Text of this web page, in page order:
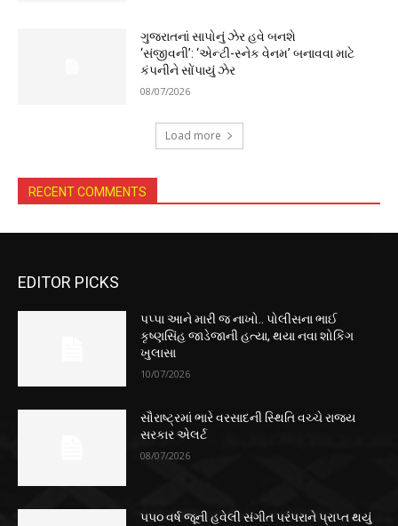
ગુજરાતનાં સાપોનું ઝેર હવે બનશે
‘સંજીવની’: ‘એન્ટી-સ્નેક વેનમ’ બનાવવા માટે
કંપનીને સોંપાયું ઝેર
08/07/2026
Load more
RECENT COMMENTS
EDITOR PICKS
પપ્પા આને મારી જ નાખો.. પોલીસના ભાઈ
કૃષ્ણસિંહ જાડેજાની હત્યા, થયા નવા શોકિંગ
ખુલાસા
10/07/2026
સૌરાષ્ટ્રમાં ભારે વરસાદની સ્થિતિ વચ્ચે રાજ્ય
સરકાર એલર્ટ
08/07/2026
૫૫૦ વર્ષ જૂની હવેલી સંગીત પરંપરાને પ્રાપ્ત થયું